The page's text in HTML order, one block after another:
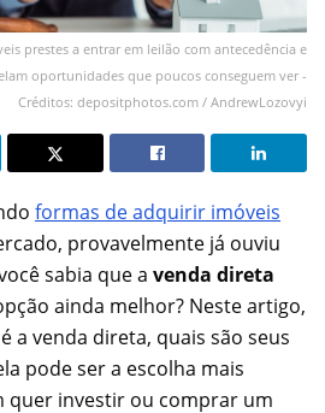
prestes a entrar em leilão com antecedência e
oportunidades que poucos conseguem ver -
Créditos: depositphotos.com / AndrewLozovyi
formas de adquirir imóveis
provavelmente já ouviu
sabia que a venda direta
ainda melhor? Neste artigo,
a venda direta, quais são seus
pode ser a escolha mais
quer investir ou comprar um